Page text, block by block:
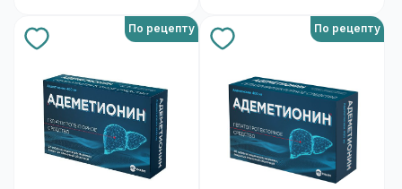
По рецепту По рецепту